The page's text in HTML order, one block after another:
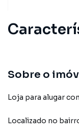
Sobre o
Loja para alugar
Localizado no